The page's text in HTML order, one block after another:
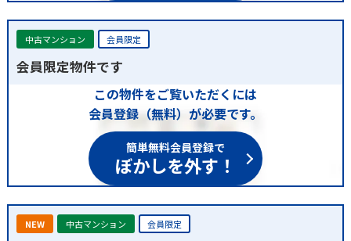
中古マンション 会員限定
会員限定物件です
この物件をご覧いただくには
会員登録（無料）が必要です。
簡単無料会員登録で
ぼかしを外す！
NEW 中古マンション 会員限定